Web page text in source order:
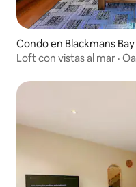
Condo en Blackmans Bay
Loft con vistas al mar ·